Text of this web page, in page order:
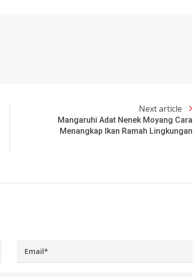
Next article
Mangaruhi Adat Nenek Moyang Cara
Menangkap Ikan Ramah Lingkungan